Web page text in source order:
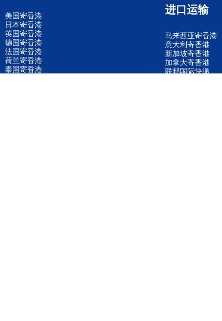
美国寄香港
日本寄香港
英国寄香港
德国寄香港
法国寄香港
荷兰寄香港
泰国寄香港
进口运输
马来西亚寄香港
意大利寄香港
新加坡寄香港
加拿大寄香港
联邦国际快递